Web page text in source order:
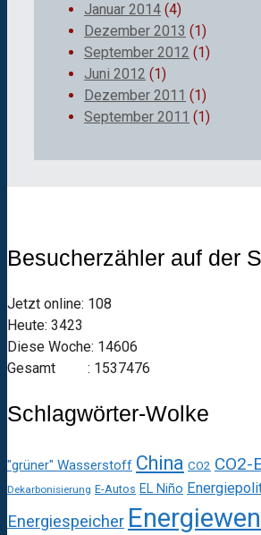
Januar 2014 (4)
Dezember 2013 (1)
September 2012 (1)
Juni 2012 (1)
Dezember 2011 (1)
September 2011 (1)
Besucherzähler auf der
Jetzt online: 108
Heute: 3423
Diese Woche: 14606
Gesamt : 1537476
Schlagwörter-Wolke
"grüner" Wasserstoff China CO2 CO2-
Dekarbonisierung E-Autos EL Niño
Energiespeicher